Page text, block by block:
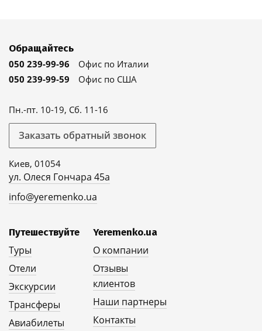
Обращайтесь
050 239-99-96
Офис по Италии
050 239-99-59
Офис по США
Пн.-пт. 10-19, Сб. 11-16
Заказать обратный звонок
Киев, 01054
ул. Олеся Гончара 45а
info@yeremenko.ua
Путешествуйте
Туры
Отели
Экскурсии
Трансферы
Авиабилеты
Yeremenko.ua
О компании
Отзывы
клиентов
Наши партнеры
Контакты